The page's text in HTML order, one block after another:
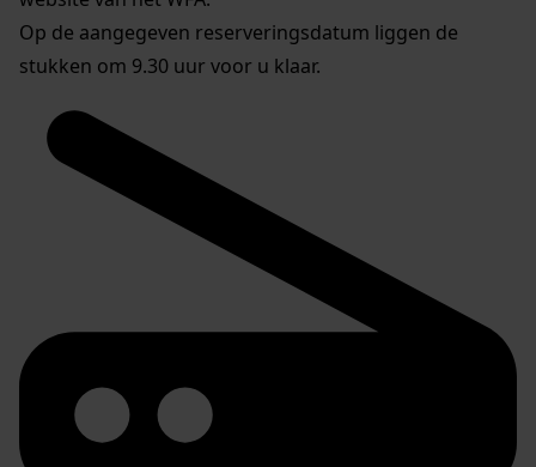
Op de aangegeven reserveringsdatum liggen de
stukken om 9.30 uur voor u klaar.